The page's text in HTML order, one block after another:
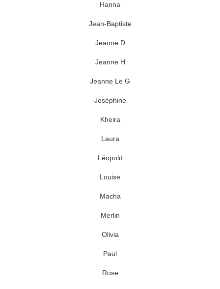
Hanna
Jean-Baptiste
Jeanne D
Jeanne H
Jeanne Le G
Joséphine
Kheira
Laura
Léopold
Louise
Macha
Merlin
Olivia
Paul
Rose